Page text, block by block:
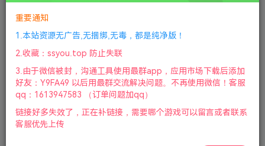
消逝的光芒：困兽/Dying Light The Beast 附联机补丁
此内容为付费资源，请付费后查看
鲜花 5 鲜花 69
赞助会员 免费
登录购买
付费资源
重要通知
1.本站资源无广告,无捆绑,无毒，都是纯净版！
2.收藏：ssyou.top 防止失联
3.由于微信被封，沟通工具使用最群app，应用市场下载后添加
好友：Y9FA49 以后用最群交流解决问题。不再使用微信！客服
qq：1613947583 （订单问题加qq）
链接好多失效了，正在补链接，需要哪个游戏可以留言或者联系
客服优先上传